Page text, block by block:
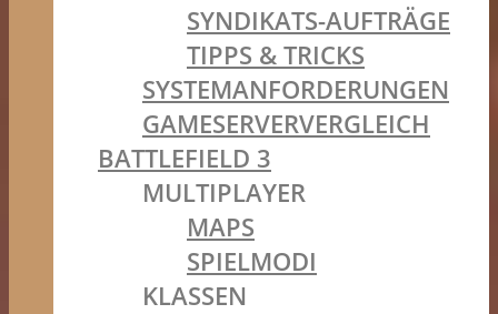
SYNDIKATS-AUFTRÄGE
TIPPS & TRICKS
SYSTEMANFORDERUNGEN
GAMESERVERVERGLEICH
BATTLEFIELD 3
MULTIPLAYER
MAPS
SPIELMODI
KLASSEN